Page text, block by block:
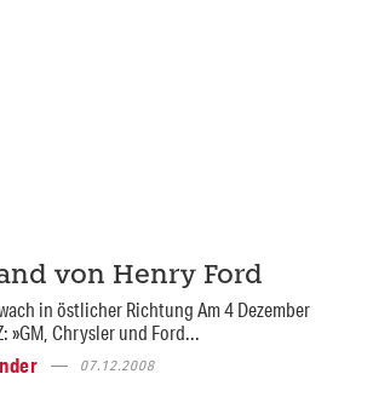
von Henry Ford
in östlicher Richtung Am 4 Dezember
»GM, Chrysler und Ford...
07.12.2008